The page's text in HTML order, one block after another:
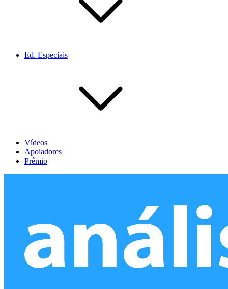
Ed. Especiais
Vídeos
Apoiadores
Prêmio